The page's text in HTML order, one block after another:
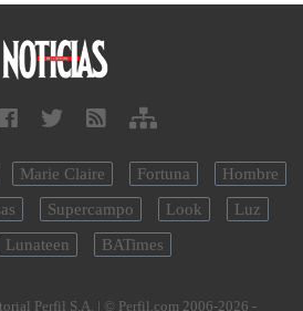
Marie Claire Fortuna
Hombre
Supercampo Look
Luz
Lunateen BATimes
Perfil S.A. | © Perfil.com 2006-2026 -